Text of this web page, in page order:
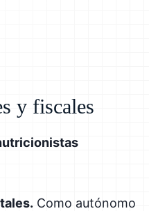
y fiscales
Como autónomo